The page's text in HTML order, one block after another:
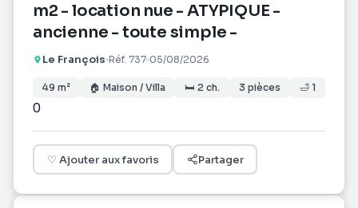
m2 - location nue - ATYPIQUE -
ancienne - toute simple -
Le François Réf. 737 05/08/2026
49 m² 🏠 Maison / Villa 🛏 2 ch. 3 pièces 🛁 1
0
♡ Ajouter aux favoris Partager